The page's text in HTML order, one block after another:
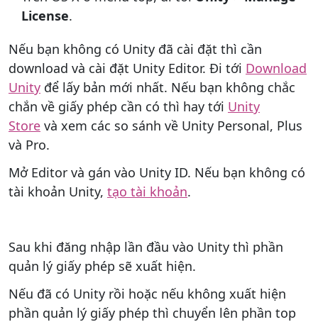
License.
Nếu bạn không có Unity đã cài đặt thì cần
download và cài đặt Unity Editor. Đi tới Download
Unity để lấy bản mới nhất. Nếu bạn không chắc
chắn về giấy phép cần có thì hay tới Unity
Store và xem các so sánh về Unity Personal, Plus
và Pro.
Mở Editor và gán vào Unity ID. Nếu bạn không có
tài khoản Unity, tạo tài khoản.
Sau khi đăng nhập lần đầu vào Unity thì phần
quản lý giấy phép sẽ xuất hiện.
Nếu đã có Unity rồi hoặc nếu không xuất hiện
phần quản lý giấy phép thì chuyển lên phần top